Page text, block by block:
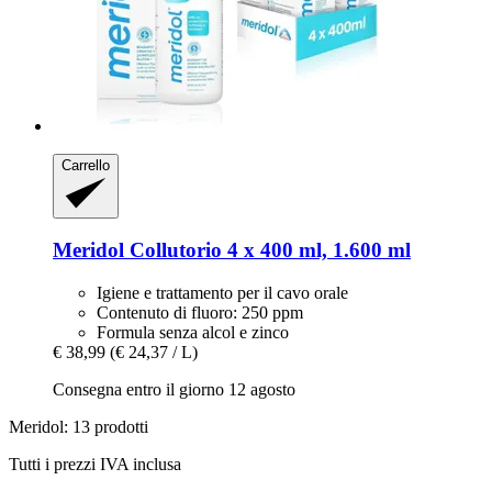
Carrello
Meridol Collutorio 4 x 400 ml, 1.600 ml
Igiene e trattamento per il cavo orale
Contenuto di fluoro: 250 ppm
Formula senza alcol e zinco
€ 38,99 (€ 24,37 / L)
Consegna entro il giorno 12 agosto
Meridol: 13 prodotti
Tutti i prezzi IVA inclusa